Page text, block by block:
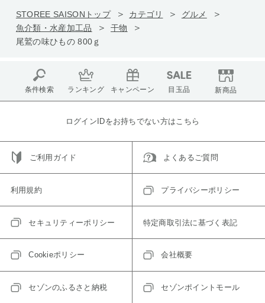
STOREE SAISONトップ カテゴリ
グルメ
魚介類・水産加工品
干物
尾鷲の味ひもの 800ｇ
条件検索 ランキング キャンペーン 目玉品 新商品
ログインIDをお持ちでない方はこちら
ご利用ガイド よくあるご質問
利用規約 プライバシーポリシー
セキュリティーポリシー 特定商取引法に基づく表記
Cookieポリシー 会社概要
セゾンのふるさと納税 セゾンポイントモール